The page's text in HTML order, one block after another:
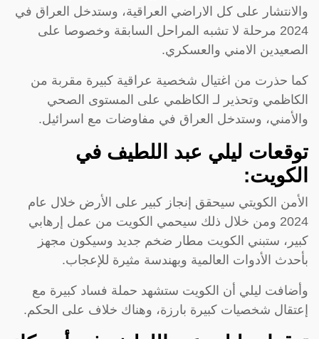
والانتشار على كل الاراضي العراقية، وستدخل العراق في
2024 مرحلة لا تشبه المراحل السابقة وخصوصا على
الصعيدين الامني والعسكري.
كما حذرت من اغتيال شخصية عراقية كبيرة مقربة من
الكاظمي وتحذير لـ الكاظمي على المستوى الصحي
والأمني، وستدخل العراق في مفاوضات مع اسرائيل.
توقعات ليلي عبد اللطيف في
الكويت:
الأمن الكويتي سيحقق إنجاز كبير على الأرض خلال عام
2024 ومن خلال ذلك سيحمي الكويت من عمل إرهابي
كبير، ستبني الكويت مطار ضخم جديد وسيكون مجهز
بأحدث الأدوات العالمية وبهندسة مثيرة للإعجاب.
وأضافت ليلي أن الكويت ستشهد حملة فساد كبيرة مع
إعتقال شخصيات كبيرة بارزة، وهناك خلاف على الحكم.